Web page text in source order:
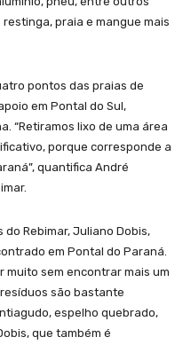
praia e mangue mais
pontos das praias de
em Pontal do Sul,
“Retiramos lixo de uma área
porque corresponde a
quantifica André
Rebimar, Juliano Dobis,
em Pontal do Paraná.
muito sem encontrar mais um
são bastante
espelho quebrado,
que também é